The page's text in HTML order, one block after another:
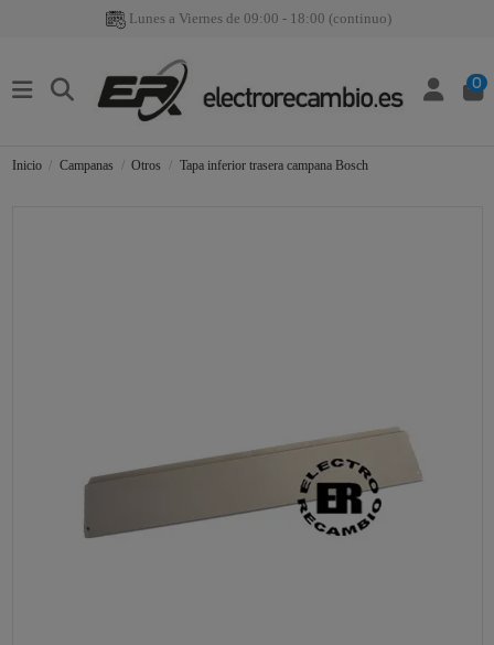
Lunes a Viernes de 09:00 - 18:00 (continuo)
0
Inicio Campanas Otros Tapa inferior trasera campana Bosch